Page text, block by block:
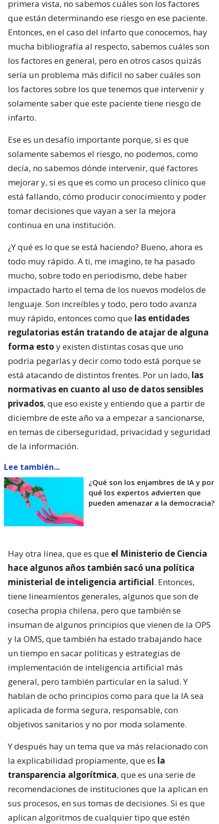
primera vista, no sabemos cuáles son los factores
que están determinando ese riesgo en ese paciente.
Entonces, en el caso del infarto que conocemos, hay
mucha bibliografía al respecto, sabemos cuáles son
los factores en general, pero en otros casos quizás
sería un problema más difícil no saber cuáles son
los factores sobre los que tenemos que intervenir y
solamente saber que este paciente tiene riesgo de
infarto.
Ese es un desafío importante porque, si es que
solamente sabemos el riesgo, no podemos, como
decía, no sabemos dónde intervenir, qué factores
mejorar y, si es que es como un proceso clínico que
está fallando, cómo producir conocimiento y poder
tomar decisiones que vayan a ser la mejora
continua en una institución.
¿Y qué es lo que se está haciendo? Bueno, ahora es
todo muy rápido. A ti, me imagino, te ha pasado
mucho, sobre todo en periodismo, debe haber
impactado harto el tema de los nuevos modelos de
lenguaje. Son increíbles y todo, pero todo avanza
muy rápido, entonces como que las entidades
regulatorias están tratando de atajar de alguna
forma esto y existen distintas cosas que uno
podría pegarlas y decir como todo está porque se
está atacando de distintos frentes. Por un lado, las
normativas en cuanto al uso de datos sensibles
privados, que eso existe y entiendo que a partir de
diciembre de este año va a empezar a sancionarse,
en temas de ciberseguridad, privacidad y seguridad
de la información.
Lee también...
¿Qué son los enjambres de IA y por
qué los expertos advierten que
pueden amenazar a la democracia?
Hay otra línea, que es que el Ministerio de Ciencia
hace algunos años también sacó una política
ministerial de inteligencia artificial. Entonces,
tiene lineamientos generales, algunos que son de
cosecha propia chilena, pero que también se
insuman de algunos principios que vienen de la OPS
y la OMS, que también ha estado trabajando hace
un tiempo en sacar políticas y estrategias de
implementación de inteligencia artificial más
general, pero también particular en la salud. Y
hablan de ocho principios como para que la IA sea
aplicada de forma segura, responsable, con
objetivos sanitarios y no por moda solamente.
Y después hay un tema que va más relacionado con
la explicabilidad propiamente, que es la
transparencia algorítmica, que es una serie de
recomendaciones de instituciones que la aplican en
sus procesos, en sus tomas de decisiones. Si es que
aplican algoritmos de cualquier tipo que estén